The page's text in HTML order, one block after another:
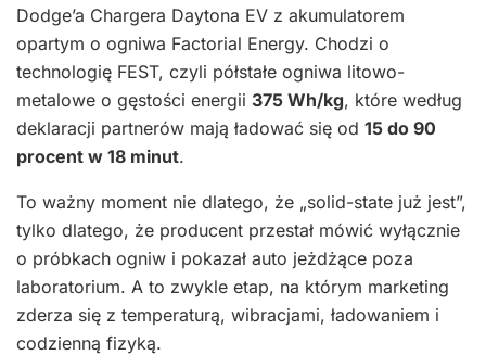
Dodge’a Chargera Daytona EV z akumulatorem
opartym o ogniwa Factorial Energy. Chodzi o
technologię FEST, czyli półstałe ogniwa litowo-
metalowe o gęstości energii 375 Wh/kg, które według
deklaracji partnerów mają ładować się od 15 do 90
procent w 18 minut.
To ważny moment nie dlatego, że „solid-state już jest”,
tylko dlatego, że producent przestał mówić wyłącznie
o próbkach ogniw i pokazał auto jeżdżące poza
laboratorium. A to zwykle etap, na którym marketing
zderza się z temperaturą, wibracjami, ładowaniem i
codzienną fizyką.